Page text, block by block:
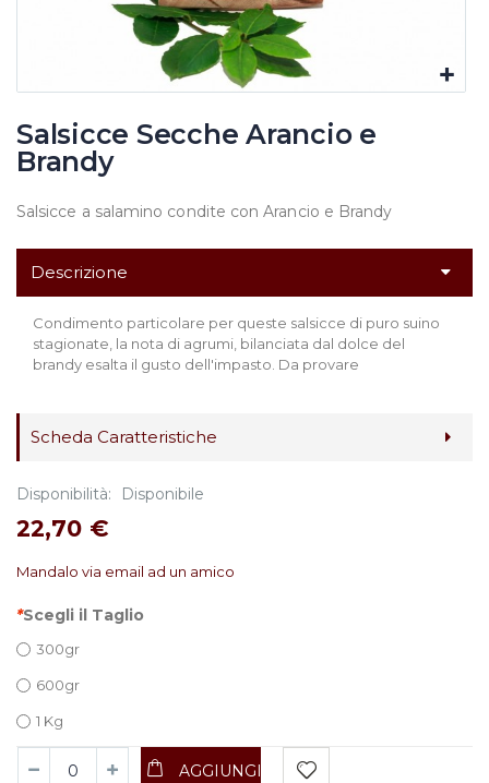
Salsicce Secche Arancio e
Brandy
Salsicce a salamino condite con Arancio e Brandy
Descrizione
Condimento particolare per queste salsicce di puro suino
stagionate, la nota di agrumi, bilanciata dal dolce del
brandy esalta il gusto dell'impasto. Da provare
Scheda Caratteristiche
Disponibilità: Disponibile
22,70 €
Mandalo via email ad un amico
*Scegli il Taglio
300gr
600gr
1 Kg
AGGIUNGI